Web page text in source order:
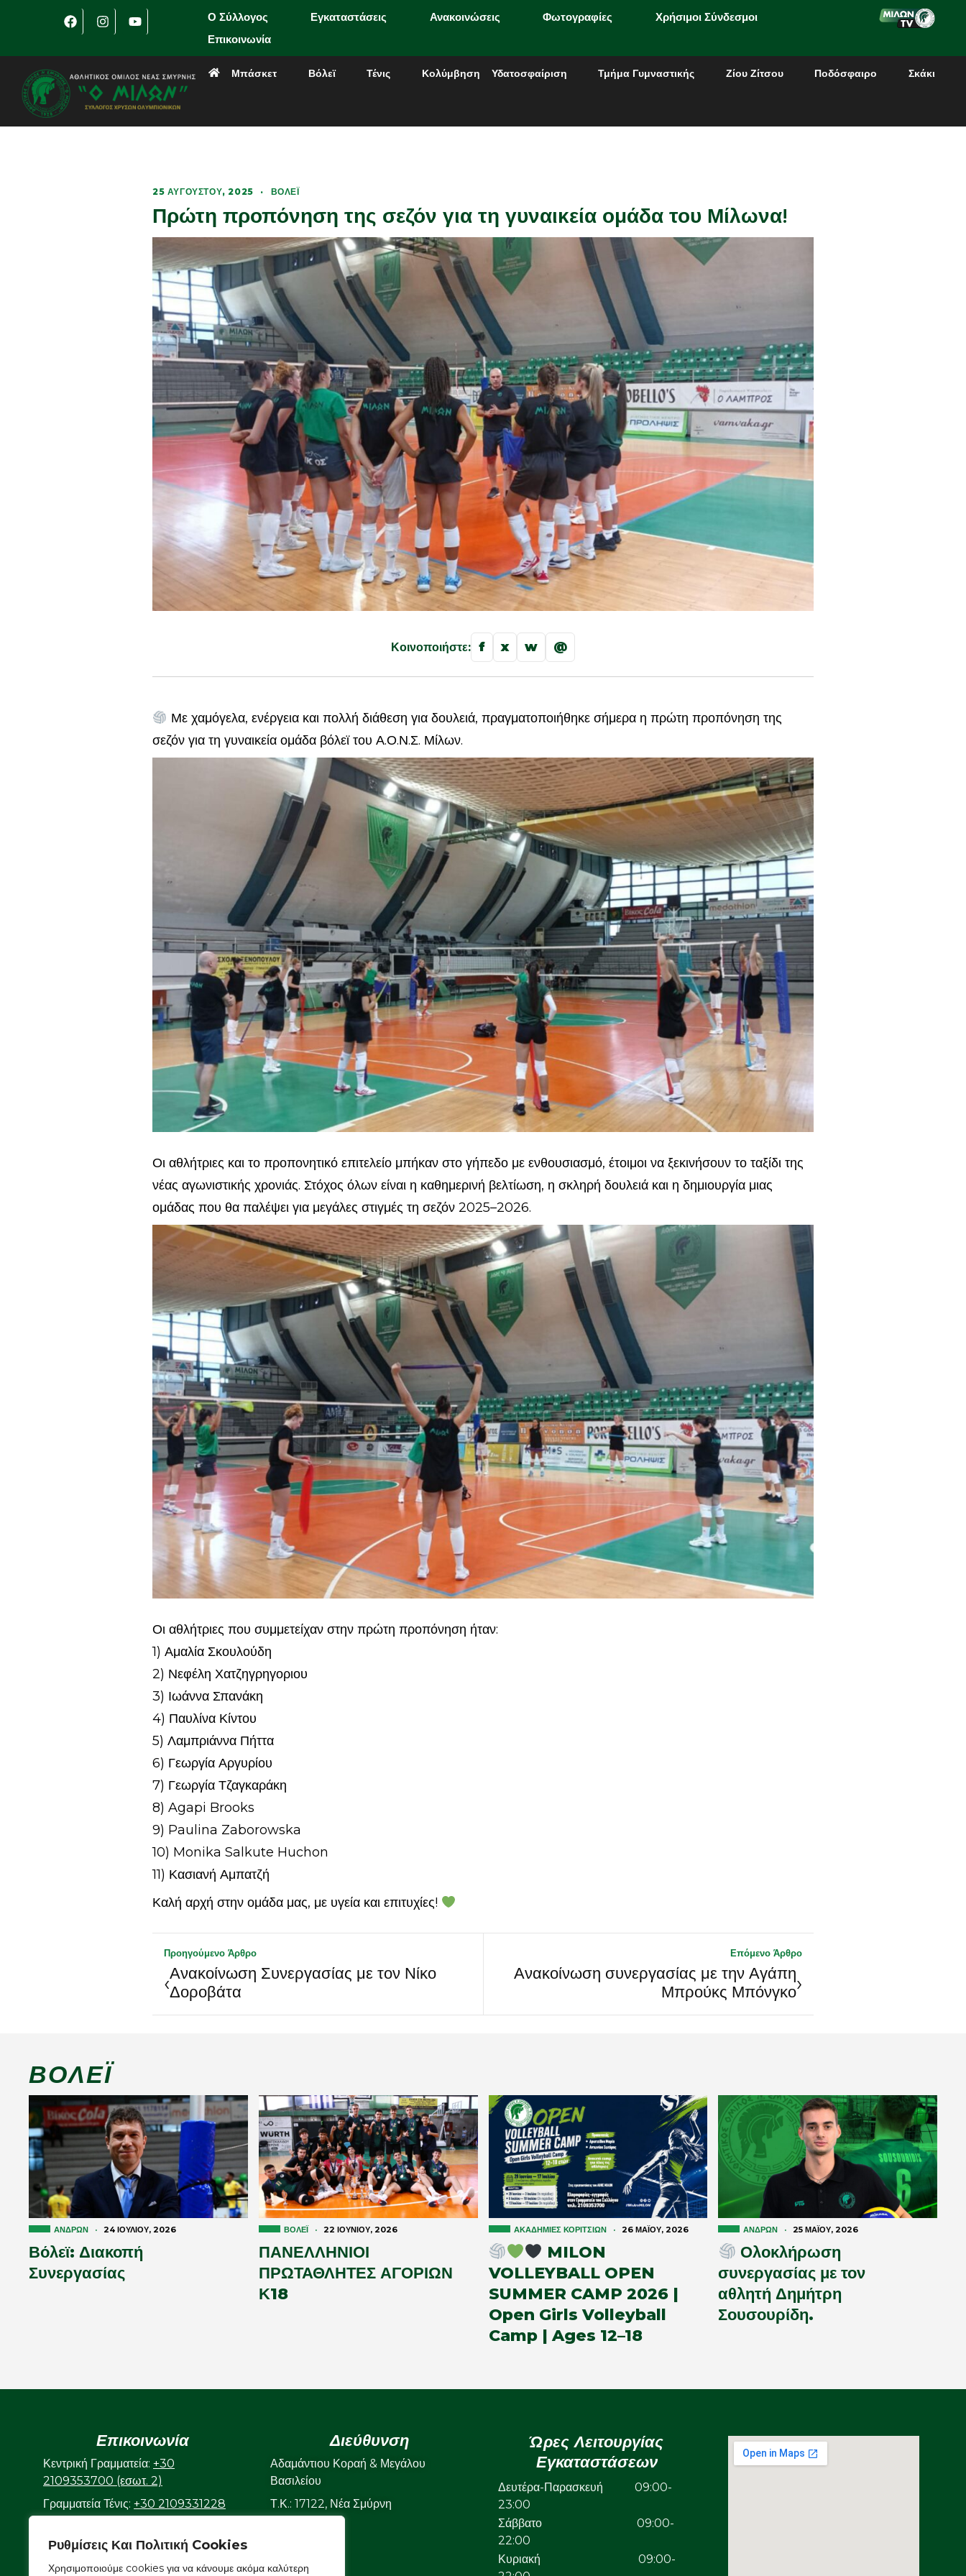
Ρυθμίσεις Και Πολιτική Cookies
Χρησιμοποιούμε cookies για να κάνουμε ακόμα καλύτερη
Ο Σύλλογος Εγκαταστάσεις Ανακοινώσεις Φωτογραφίες
Χρήσιμοι Σύνδεσμοι
Επικοινωνία
Μπάσκετ Βόλεϊ Τένις Κολύμβηση Υδατοσφαίριση Τμήμα Γυμναστικής Ζίου Ζίτσου Ποδόσφαιρο Σκάκι
25 ΑΥΓΟΎΣΤΟΥ, 2025 · ΒΌΛΕΪ
Πρώτη προπόνηση της σεζόν για τη γυναικεία ομάδα του Μίλωνα!
Κοινοποιήστε: f x w @
Με χαμόγελα, ενέργεια και πολλή διάθεση για δουλειά, πραγματοποιήθηκε σήμερα η πρώτη προπόνηση της
σεζόν για τη γυναικεία ομάδα βόλεϊ του Α.Ο.Ν.Σ. Μίλων.
Οι αθλήτριες και το προπονητικό επιτελείο μπήκαν στο γήπεδο με ενθουσιασμό, έτοιμοι να ξεκινήσουν το ταξίδι της
νέας αγωνιστικής χρονιάς. Στόχος όλων είναι η καθημερινή βελτίωση, η σκληρή δουλειά και η δημιουργία μιας
ομάδας που θα παλέψει για μεγάλες στιγμές τη σεζόν 2025–2026.
Οι αθλήτριες που συμμετείχαν στην πρώτη προπόνηση ήταν:
1) Αμαλία Σκουλούδη
2) Νεφέλη Χατζηγρηγοριου
3) Ιωάννα Σπανάκη
4) Παυλίνα Κίντου
5) Λαμπριάννα Πήττα
6) Γεωργία Αργυρίου
7) Γεωργία Τζαγκαράκη
8) Agapi Brooks
9) Paulina Zaborowska
10) Monika Salkute Huchon
11) Κασιανή Αμπατζή
Καλή αρχή στην ομάδα μας, με υγεία και επιτυχίες!
Προηγούμενο Άρθρο
‹Ανακοίνωση Συνεργασίας με τον Νίκο
Δοροβάτα
Επόμενο Άρθρο
›
Ανακοίνωση συνεργασίας με την Αγάπη
Μπρούκς Μπόνγκο
ΒΌΛΕΪ
ΑΝΔΡΏΝ · 24 ΙΟΥΛΊΟΥ, 2026
Βόλεϊ: Διακοπή
Συνεργασίας
ΒΌΛΕΪ · 22 ΙΟΥΝΊΟΥ, 2026
ΠΑΝΕΛΛΗΝΙΟΙ
ΠΡΩΤΑΘΛΗΤΕΣ ΑΓΟΡΙΩΝ
Κ18
ΑΚΑΔΗΜΊΕΣ ΚΟΡΙΤΣΙΏΝ · 26 ΜΑΪ́ΟΥ, 2026
MILON
VOLLEYBALL OPEN
SUMMER CAMP 2026 |
Open Girls Volleyball
Camp | Ages 12–18
ΑΝΔΡΏΝ · 25 ΜΑΪ́ΟΥ, 2026
Ολοκλήρωση
συνεργασίας με τον
αθλητή Δημήτρη
Σουσουρίδη.
Επικοινωνία
Κεντρική Γραμματεία: +30
2109353700 (εσωτ. 2)
Γραμματεία Τένις: +30 2109331228
Γραμματεία Κολυμβητικού:+30
2109323632
Διεύθυνση
Αδαμάντιου Κοραή & Μεγάλου
Βασιλείου
Τ.Κ.: 17122, Νέα Σμύρνη
Ώρες Λειτουργίας
Εγκαταστάσεων
Δευτέρα-Παρασκευή 09:00-
23:00
Σάββατο 09:00-
22:00
Κυριακή 09:00-